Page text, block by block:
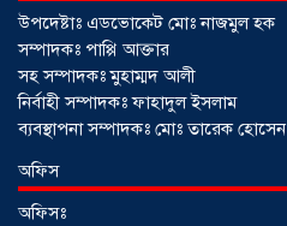
শর্টগান
উপদেষ্টাঃ এডভোকেট মোঃ নাজমুল হক
সম্পাদকঃ পাপ্পি আক্তার
সহ সম্পাদকঃ মুহাম্মদ আলী
নির্বাহী সম্পাদকঃ ফাহাদুল ইসলাম
ব্যবস্থাপনা সম্পাদকঃ মোঃ তারেক হোসেন
অফিস
অফিসঃ